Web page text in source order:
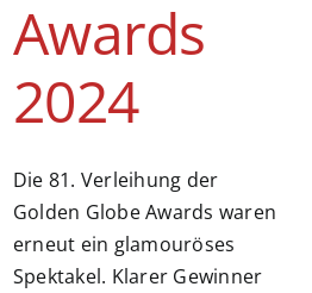
Awards
2024
Die 81. Verleihung der
Golden Globe Awards waren
erneut ein glamouröses
Spektakel. Klarer Gewinner